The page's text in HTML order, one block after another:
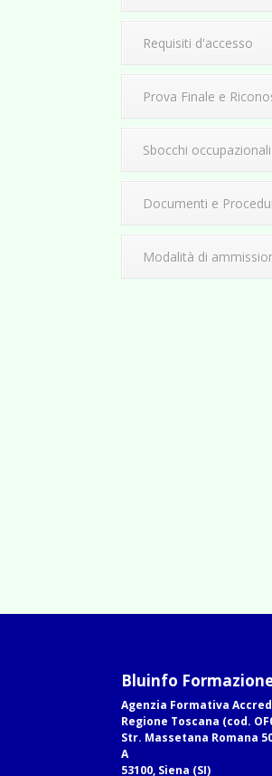
Requisiti d'accesso
Prova Finale e
Sbocchi occupazionali
Documenti e
Modalità di
Bluinfo
Agenzia Formativa
Regione Toscana (cod.
Str. Massetana Romana
A
53100, Siena (SI)